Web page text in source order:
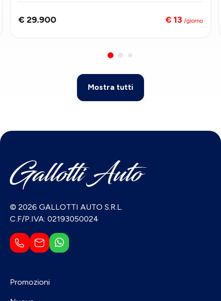
€ 29.900 € 13 /giorno
Mostra tutti
© 2026 GALLOTTI AUTO S.R.L.
C.F/P.IVA: 02193050024
Promozioni